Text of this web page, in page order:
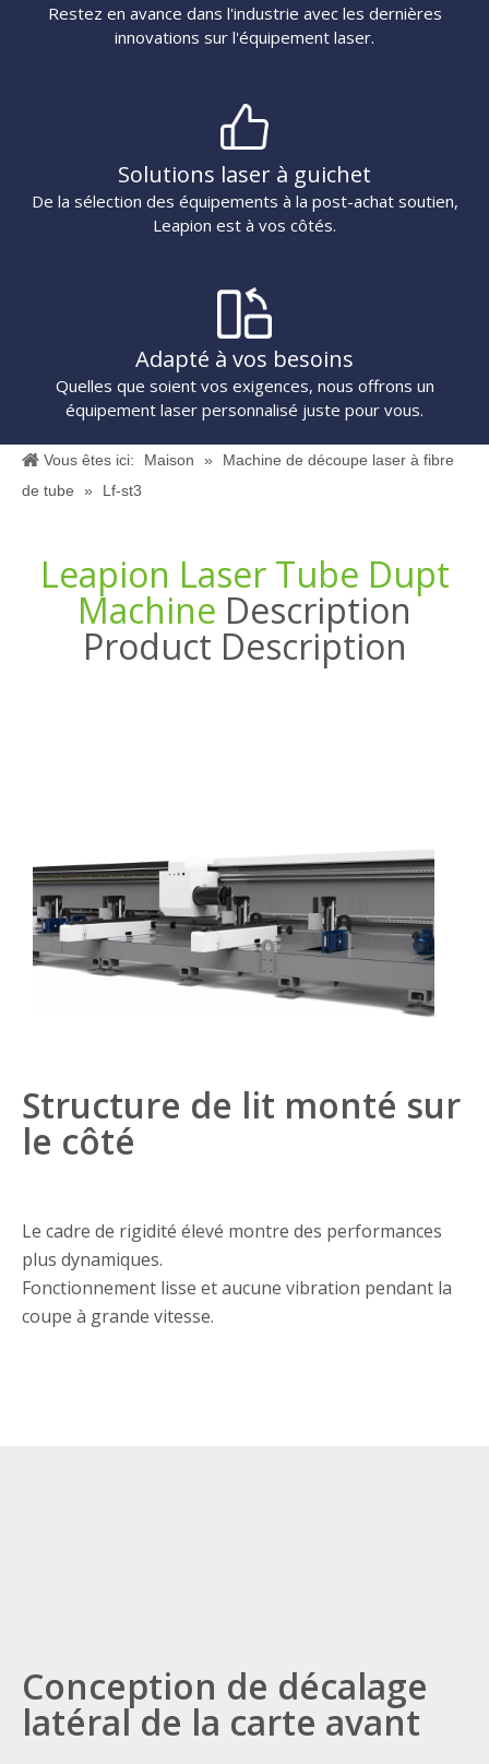
Restez en avance dans l'industrie avec les dernières
innovations sur l'équipement laser.
Solutions laser à guichet
De la sélection des équipements à la post-achat soutien,
Leapion est à vos côtés.
Adapté à vos besoins
Quelles que soient vos exigences, nous offrons un
équipement laser personnalisé juste pour vous.
Vous êtes ici: Maison »
Machine de découpe laser à fibre
de tube
» Lf-st3
Leapion Laser Tube Dupt
Machine Description
Product Description
Structure de lit monté sur
le côté
Le cadre de rigidité élevé montre des performances
plus dynamiques.
Fonctionnement lisse et aucune vibration pendant la
coupe à grande vitesse.
Conception de décalage
latéral de la carte avant